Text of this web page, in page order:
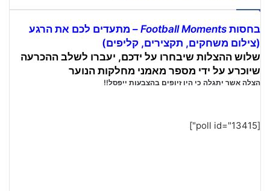
00:1123 בינואר 2021
בחסות Football Moments – מתעדים לכם את הרגע
(צילום משחקים, תקצירים, קליפים)
שלוש ההצלות שיבחרו על ידכם, יעברו לשלב ההכרעה
שיוכרע על ידי מספר מאמני מחלקות הנוער
הצלה אשר יתגלה כי היו זיופים בהצבעות ייפסל!!
[poll id="13415"]